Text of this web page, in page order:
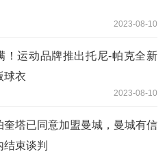
2023-08-10
！运动品牌推出托尼-帕克全新
球衣
2023-08-10
奎塔已同意加盟曼城，曼城有信
结束谈判